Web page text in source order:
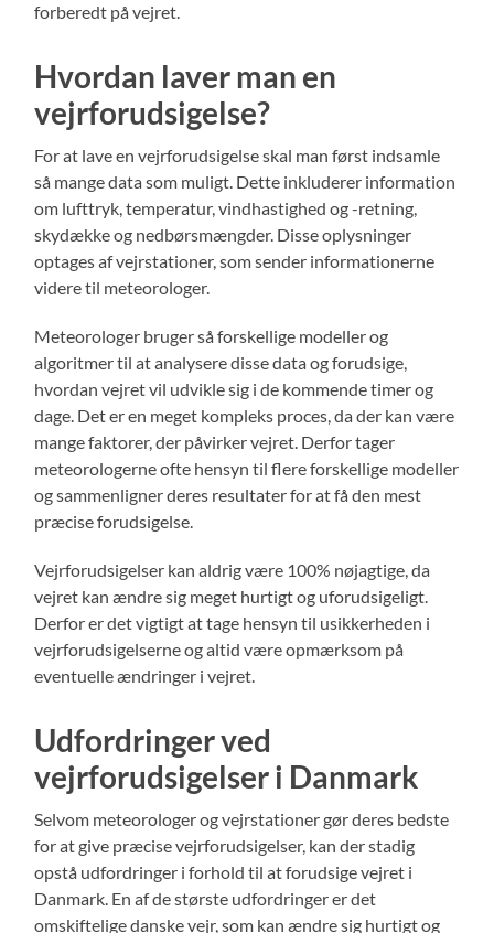
forberedt på vejret.
Hvordan laver man en
vejrforudsigelse?
For at lave en vejrforudsigelse skal man først indsamle
så mange data som muligt. Dette inkluderer information
om lufttryk, temperatur, vindhastighed og -retning,
skydække og nedbørsmængder. Disse oplysninger
optages af vejrstationer, som sender informationerne
videre til meteorologer.
Meteorologer bruger så forskellige modeller og
algoritmer til at analysere disse data og forudsige,
hvordan vejret vil udvikle sig i de kommende timer og
dage. Det er en meget kompleks proces, da der kan være
mange faktorer, der påvirker vejret. Derfor tager
meteorologerne ofte hensyn til flere forskellige modeller
og sammenligner deres resultater for at få den mest
præcise forudsigelse.
Vejrforudsigelser kan aldrig være 100% nøjagtige, da
vejret kan ændre sig meget hurtigt og uforudsigeligt.
Derfor er det vigtigt at tage hensyn til usikkerheden i
vejrforudsigelserne og altid være opmærksom på
eventuelle ændringer i vejret.
Udfordringer ved
vejrforudsigelser i Danmark
Selvom meteorologer og vejrstationer gør deres bedste
for at give præcise vejrforudsigelser, kan der stadig
opstå udfordringer i forhold til at forudsige vejret i
Danmark. En af de største udfordringer er det
omskiftelige danske vejr, som kan ændre sig hurtigt og